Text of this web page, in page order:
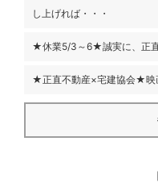
し上げれば・・・
★休業5/3～6★誠実に、正
★正直不動産×宅建協会★映